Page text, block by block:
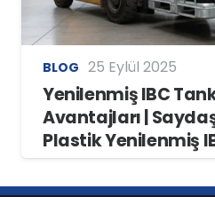
BLOG 25 Eylül 2025
Yenilenmiş IBC
Avantajları |
Plastik Yenilenmiş